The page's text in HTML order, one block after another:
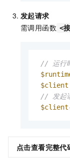
发起请求
需调用函数 <
// 运行
$client
// 发
$client
点击查看完整代